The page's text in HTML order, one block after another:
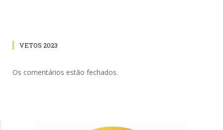
VETOS 2023
Os comentários estão fechados.